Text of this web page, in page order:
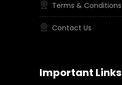
Terms & Conditions
Contact Us
Important Links